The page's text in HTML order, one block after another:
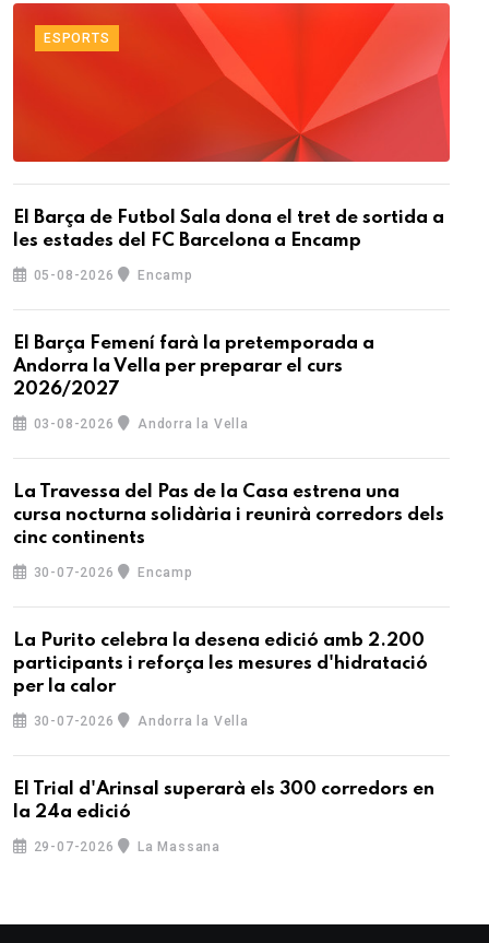
ESPORTS
El Barça de Futbol Sala dona el tret de sortida a
les estades del FC Barcelona a Encamp
05-08-2026 Encamp
El Barça Femení farà la pretemporada a
Andorra la Vella per preparar el curs
2026/2027
03-08-2026 Andorra la Vella
La Travessa del Pas de la Casa estrena una
cursa nocturna solidària i reunirà corredors dels
cinc continents
30-07-2026 Encamp
La Purito celebra la desena edició amb 2.200
participants i reforça les mesures d'hidratació
per la calor
30-07-2026 Andorra la Vella
El Trial d'Arinsal superarà els 300 corredors en
la 24a edició
29-07-2026 La Massana